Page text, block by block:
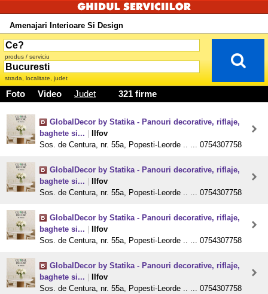
Amenajari Interioare Si Design
produs / serviciu
strada, localitate, judet
Foto Video Judet 321 firme
GlobalDecor by Statika - Panouri decorative, riflaje,
baghete si...
Ilfov
Sos. de Centura, nr. 55a, Popesti-Leorde .. ... 0754307758
GlobalDecor by Statika - Panouri decorative, riflaje,
baghete si...
Ilfov
Sos. de Centura, nr. 55a, Popesti-Leorde .. ... 0754307758
GlobalDecor by Statika - Panouri decorative, riflaje,
baghete si...
Ilfov
Sos. de Centura, nr. 55a, Popesti-Leorde .. ... 0754307758
GlobalDecor by Statika - Panouri decorative, riflaje,
baghete si...
Ilfov
Sos. de Centura, nr. 55a, Popesti-Leorde .. ... 0754307758